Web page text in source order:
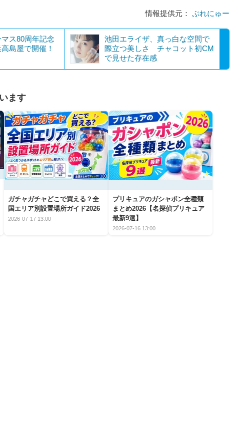
情報提供元： ぷれにゅー
ス80周年記念
島屋で開催！
池田エライザ、真っ白な空間で
際立つ美しさ チャコット初CM
で見せた存在感
ます
ガチャガチャどこで買える？全
国エリア別設置場所ガイド2026
2026-07-17 13:00
プリキュアのガシャポン全種類
まとめ2026【名探偵プリキュア
最新9選】
2026-07-16 13:00